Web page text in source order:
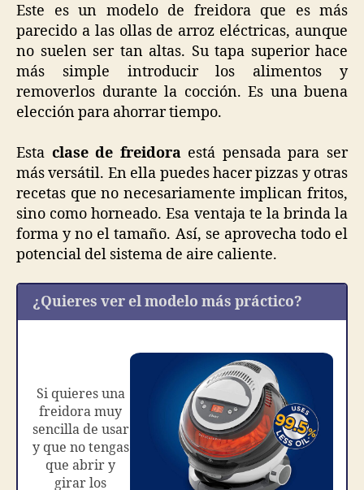
Este es un modelo de freidora que es más
parecido a las ollas de arroz eléctricas, aunque
no suelen ser tan altas. Su tapa superior hace
más simple introducir los alimentos y
removerlos durante la cocción. Es una buena
elección para ahorrar tiempo.
Esta clase de freidoraestá pensada para ser
más versátil. En ella puedes hacer pizzas y otras
recetas que no necesariamente implican fritos,
sino como horneado. Esa ventaja te la brinda la
forma y no el tamaño. Así, se aprovecha todo el
potencial del sistema de aire caliente.
¿Quieres ver el modelo más práctico?
Si quieres una
freidora muy
sencilla de usar
y que no tengas
que abrir y
girar los